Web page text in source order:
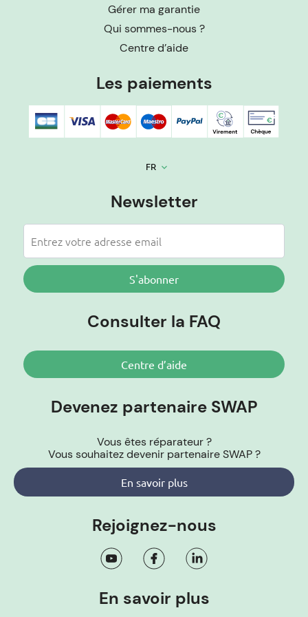
Gérer ma garantie
Qui sommes-nous ?
Centre d’aide
Les paiements
FR keyboard_arrow_down
Newsletter
S'abonner
Consulter la FAQ
Centre d’aide
Devenez partenaire SWAP
Vous êtes réparateur ?
Vous souhaitez devenir partenaire SWAP ?
En savoir plus
Rejoignez-nous
En savoir plus